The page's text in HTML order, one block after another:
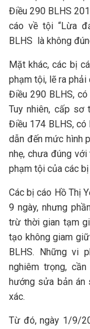
Điều 290 BLHS
cáo về tội “Lừa
BLHS là không
Mặt khác, các bị
phạm tội, lẽ ra
Điều 290 BLHS,
Tuy nhiên, cấp
Điều 174 BLHS, có
dẫn đến mức hình
nhẹ, chưa đúng
phạm tội của các bị
Các bị cáo Hồ Thị
9 ngày, nhưng
trừ thời gian tạm
tạo không giam
BLHS. Những vi
nghiêm trọng,
hướng sửa bản án
xác.
Từ đó, ngày 1/9/